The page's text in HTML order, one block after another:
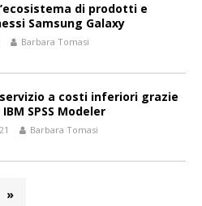
di prodotti e
Samsung Galaxy
Barbara Tomasi
a costi inferiori grazie
SPSS Modeler
Barbara Tomasi
»